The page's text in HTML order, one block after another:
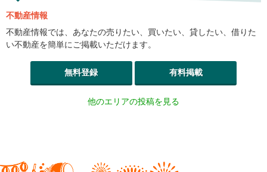
不動産情報
不動産情報では、あなたの売りたい、買いたい、貸したい、借りた
い不動産を簡単にご掲載いただけます。
無料登録 有料掲載
他のエリアの投稿を見る